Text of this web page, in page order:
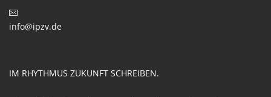
info@ipzv.de
IM RHYTHMUS ZUKUNFT SCHREIBEN.